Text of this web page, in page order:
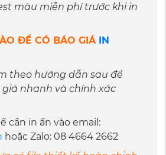
màu miễn phí trước khi in
ĐỂ CÓ BÁO GIÁ IN
theo hướng dẫn sau để
nhanh và chính xác
cần in ấn vào email:
hoặc Zalo: 08 4664 2662